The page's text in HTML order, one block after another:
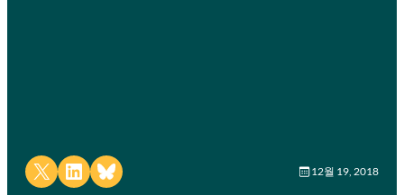
Share on X Share on LinkedIn
Share on Bluesky 12월 19, 2018